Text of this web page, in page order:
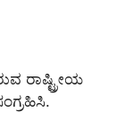
ರಾಷ್ಟ್ರೀಯ